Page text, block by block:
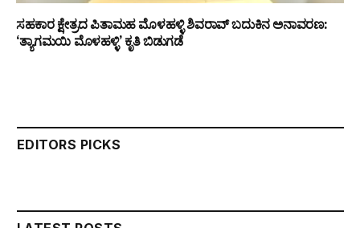
ಸಹಕಾರ ಕ್ಷೇತ್ರದ ಪಿತಾಮಹ ಮೊಳಹಳ್ಳಿ ಶಿವರಾವ್ ಬದುಕಿನ ಅನಾವರಣ:
‘ತ್ಯಾಗಮಯಿ ಮೊಳಹಳ್ಳಿ’ ಕೃತಿ ಬಿಡುಗಡೆ
EDITORS PICKS